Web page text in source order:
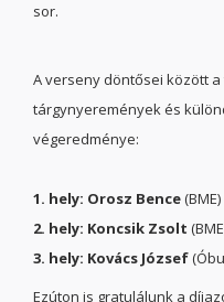
sor.
A verseny döntősei között
tárgynyeremények és
végeredménye:
1. hely: Orosz Bence(BME)
2. hely: Koncsik Zsolt
3. hely: Kovács József
Ezúton is gratulálunk a